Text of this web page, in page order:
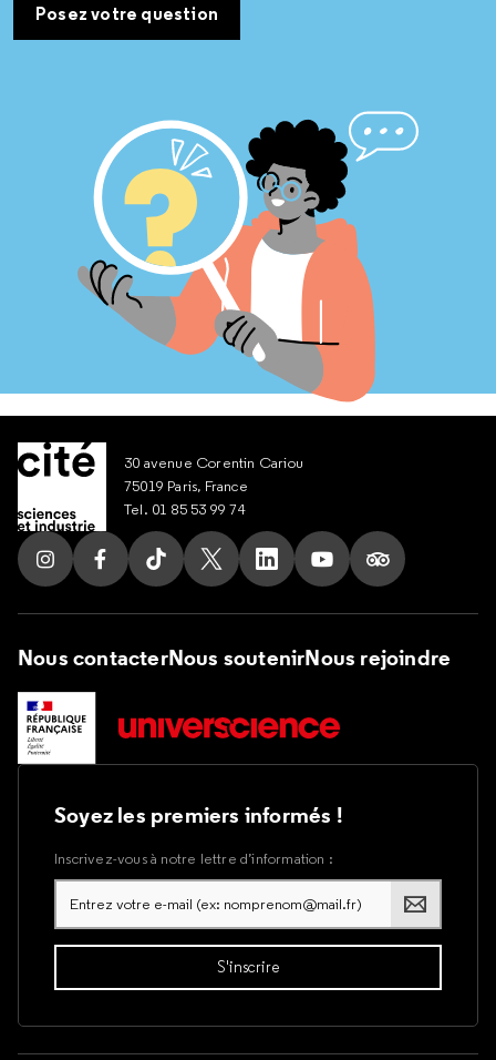
Posez votre question
30 avenue Corentin Cariou
75019 Paris, France
Tel. 01 85 53 99 74
Suivez nous sur Instagram
Suivez nous sur Facebook
Suivez nous sur Tik Tok
Suivez nous sur X
Suivez nous sur LinkedIn
Suivez nous sur
Suivez nous
Nous contacterNous soutenirNous rejoindre
Soyez les premiers informés !
Inscrivez-vous à notre lettre d’information :